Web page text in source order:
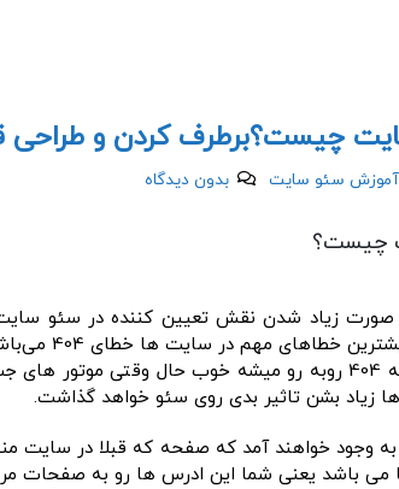
آموزش سئو سایت بدون ديدگاه
زیاد شدن نقش تعیین کننده در سئو سایت
می‌باشد
می‌رود با یک صفحه 404 روبه رو میشه خوب حال
زیاد بشن تاثیر بدی روی سئو خواهد گذاشت.
وجود خواهند آمد که صفحه که قبلا در سایت
باشد یعنی شما این ادرس ها رو به صفحات